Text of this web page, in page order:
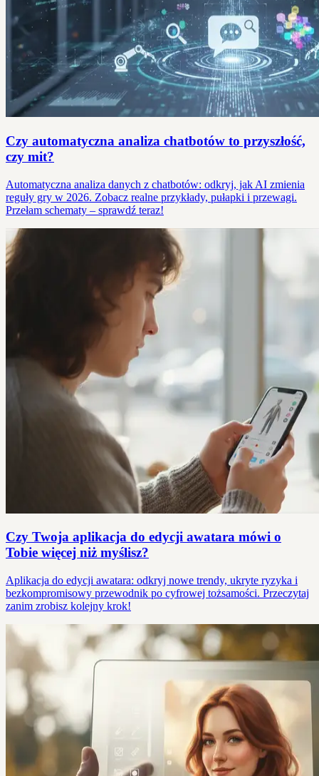
Czy automatyczna analiza chatbotów to przyszłość,
czy mit?
Automatyczna analiza danych z chatbotów: odkryj, jak AI zmienia
reguły gry w 2026. Zobacz realne przykłady, pułapki i przewagi.
Przełam schematy – sprawdź teraz!
Czy Twoja aplikacja do edycji awatara mówi o
Tobie więcej niż myślisz?
Aplikacja do edycji awatara: odkryj nowe trendy, ukryte ryzyka i
bezkompromisowy przewodnik po cyfrowej tożsamości. Przeczytaj
zanim zrobisz kolejny krok!